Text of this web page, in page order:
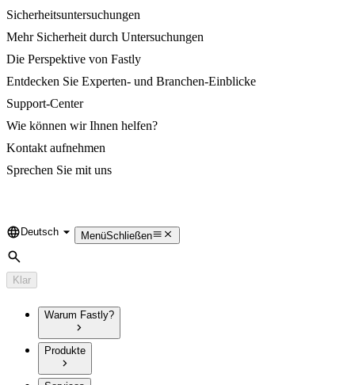
Sicherheitsuntersuchungen
Mehr Sicherheit durch Untersuchungen
Die Perspektive von Fastly
Entdecken Sie Experten- und Branchen-Einblicke
Support-Center
Wie können wir Ihnen helfen?
Kontakt aufnehmen
Sprechen Sie mit uns
Language
Deutsch MenüSchließen
Suche
Klar
Warum Fastly?
Produkte